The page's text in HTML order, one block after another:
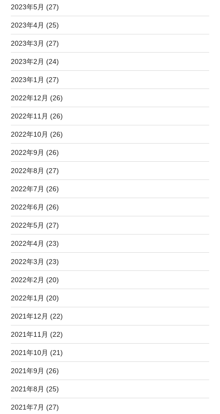
2023年5月 (27)
2023年4月 (25)
2023年3月 (27)
2023年2月 (24)
2023年1月 (27)
2022年12月 (26)
2022年11月 (26)
2022年10月 (26)
2022年9月 (26)
2022年8月 (27)
2022年7月 (26)
2022年6月 (26)
2022年5月 (27)
2022年4月 (23)
2022年3月 (23)
2022年2月 (20)
2022年1月 (20)
2021年12月 (22)
2021年11月 (22)
2021年10月 (21)
2021年9月 (26)
2021年8月 (25)
2021年7月 (27)